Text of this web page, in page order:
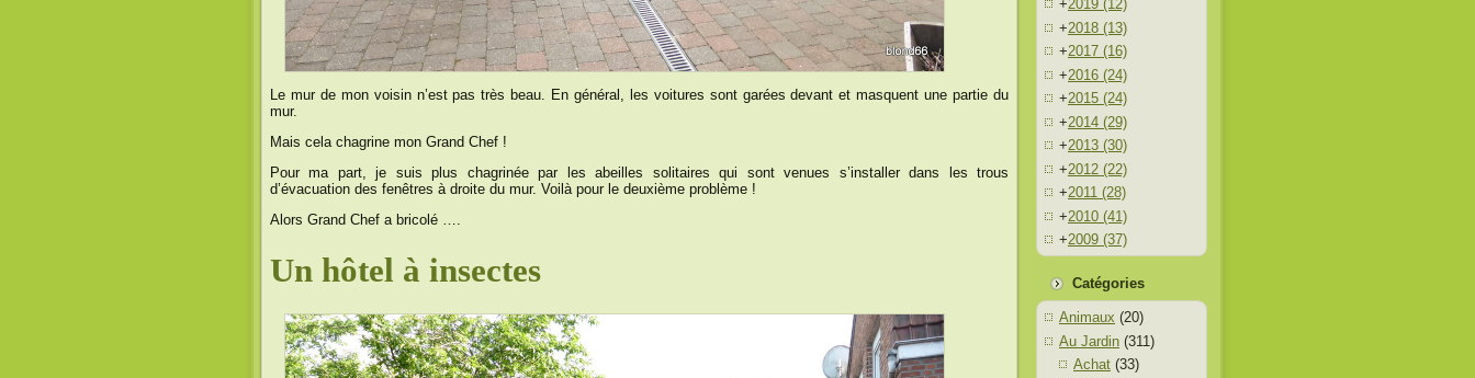
Le mur de mon voisin n’est pas très beau. En général, les voitures sont garées devant et masquent une partie du
mur.
Mais cela chagrine mon Grand Chef !
Pour ma part, je suis plus chagrinée par les abeilles solitaires qui sont venues s’installer dans les trous
d’évacuation des fenêtres à droite du mur. Voilà pour le deuxième problème !
Alors Grand Chef a bricolé ….
Un hôtel à insectes
+2019 (12)
+2018 (13)
+2017 (16)
+2016 (24)
+2015 (24)
+2014 (29)
+2013 (30)
+2012 (22)
+2011 (28)
+2010 (41)
+2009 (37)
Catégories
Animaux (20)
Au Jardin (311)
Achat (33)